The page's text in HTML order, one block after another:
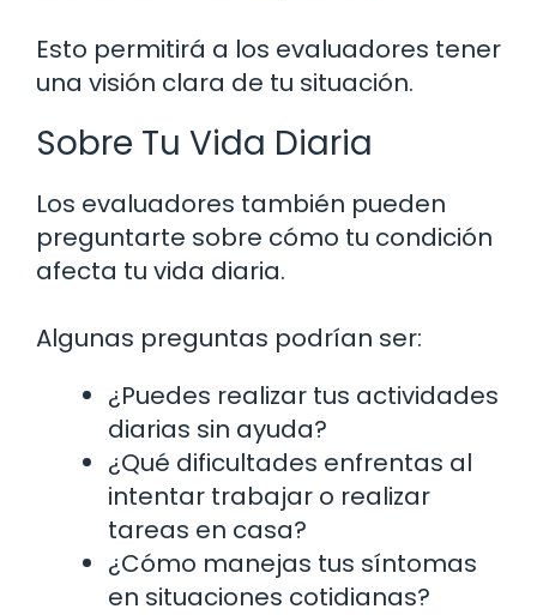
Esto permitirá a los evaluadores tener
una visión clara de tu situación.
Sobre Tu Vida Diaria
Los evaluadores también pueden
preguntarte sobre cómo tu condición
afecta tu vida diaria.
Algunas preguntas podrían ser:
¿Puedes realizar tus actividades
diarias sin ayuda?
¿Qué dificultades enfrentas al
intentar trabajar o realizar
tareas en casa?
¿Cómo manejas tus síntomas
en situaciones cotidianas?